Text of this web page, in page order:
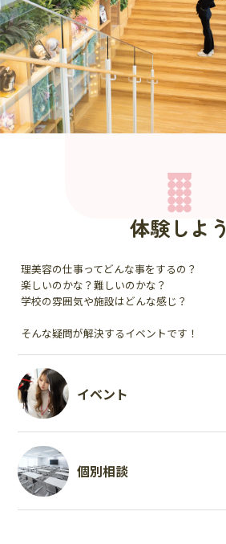
体験しよう
理美容の仕事ってどんな事をするの？
楽しいのかな？難しいのかな？
学校の雰囲気や施設はどんな感じ？
そんな疑問が解決するイベントです！
イベント
個別相談